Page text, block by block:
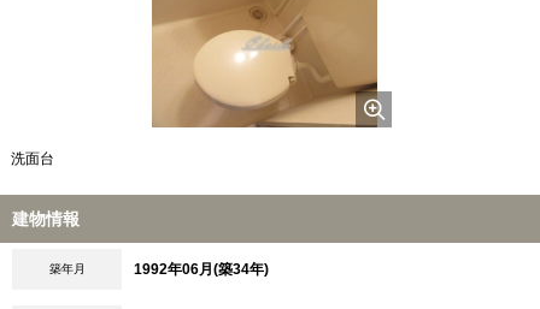
洗面台
建物情報
築年月 1992年06月(築34年)